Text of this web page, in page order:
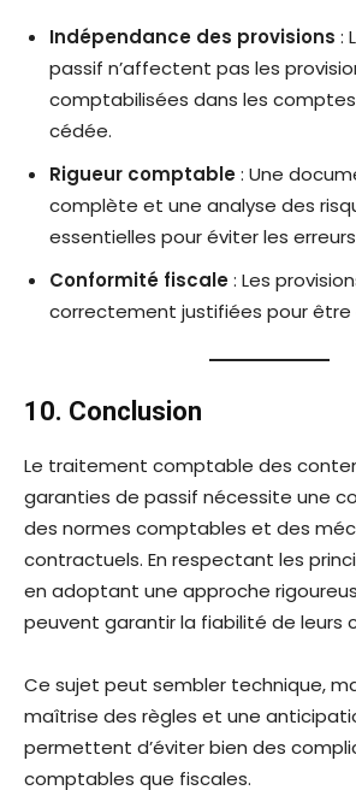
Indépendance des provisions :
passif n’affectent pas les
comptabilisées dans les
cédée.
Rigueur comptable: Une
complète et une analyse des
essentielles pour éviter les
Conformité fiscale: Les
correctement justifiées pour être
10. Conclusion
Le traitement comptable des
garanties de passif nécessite une
des normes comptables et des
contractuels. En respectant les
en adoptant une approche
peuvent garantir la fiabilité de leurs
Ce sujet peut sembler technique,
maîtrise des règles et une
permettent d’éviter bien des
comptables que fiscales.